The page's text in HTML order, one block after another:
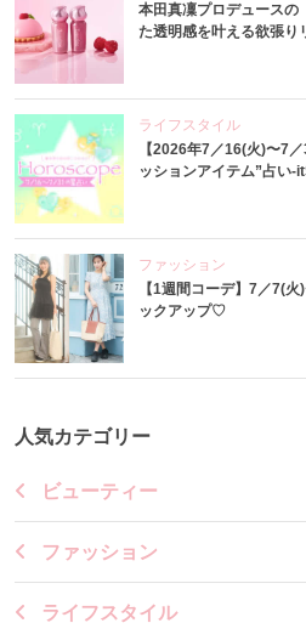
本田真凜プロデュースの
た透明感を叶える欲張り
ライフスタイル
【2026年7／16(火)〜7
ッションアイテム”占い-
ファッション
【1週間コーデ】7／7(
ックアップ♡
人気カテゴリー
ビューティー
ファッション
ライフスタイル